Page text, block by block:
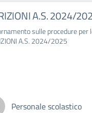
A.S. 2024/
sulle procedure per
A.S. 2024/2025
Personale scolastico